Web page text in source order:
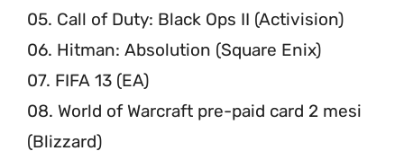
05. Call of Duty: Black Ops II (Activision)
06. Hitman: Absolution (Square Enix)
07. FIFA 13 (EA)
08. World of Warcraft pre-paid card 2 mesi
(Blizzard)